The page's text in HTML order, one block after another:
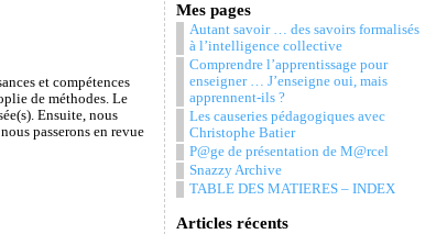
et compétences
de méthodes. Le
Ensuite, nous
passerons en revue
Mes pages
Autant savoir … des savoirs formalisés
à l’intelligence collective
Comprendre l’apprentissage pour
enseigner … J’enseigne oui, mais
apprennent-ils ?
Les causeries pédagogiques avec
Christophe Batier
P@ge de présentation de M@rcel
Snazzy Archive
TABLE DES MATIERES – INDEX
Articles récents